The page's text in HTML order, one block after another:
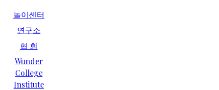
놀이센터
연구소
협 회
Wunder
College
Institute